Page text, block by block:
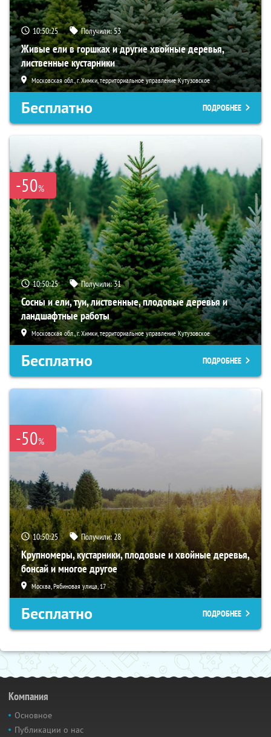
10:50:24 Получили:53
Живые ели в горшках и другие хвойные деревья,
лиственные кустарники
Московская обл., г. Химки, территориальное управление Кутузовское
Бесплатно ПОДРОБНЕЕ
-50%
10:50:24 Получили:31
Сосны и ели, туи, лиственные, плодовые деревья и
ландшафтные работы
Московская обл., г. Химки, территориальное управление Кутузовское
Бесплатно ПОДРОБНЕЕ
-50%
10:50:24 Получили:28
Крупномеры, кустарники, плодовые и хвойные деревья,
бонсай и многое другое
Москва, Рябиновая улица, 17
Бесплатно ПОДРОБНЕЕ
Компания
Основное
Публикации о нас